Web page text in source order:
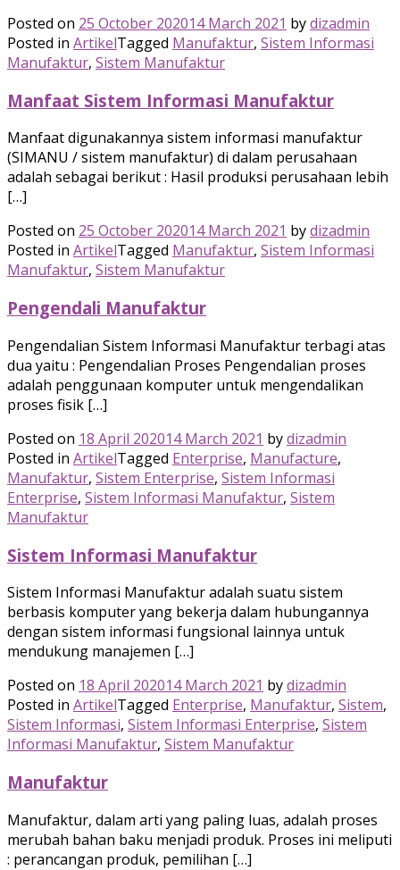
Posted on 25 October 202014 March 2021 bydizadmin
Posted in ArtikelTagged Manufaktur, Sistem Informasi
Manufaktur, Sistem Manufaktur
Manfaat Sistem Informasi Manufaktur
Manfaat digunakannya sistem informasi manufaktur
(SIMANU / sistem manufaktur) di dalam perusahaan
adalah sebagai berikut : Hasil produksi perusahaan lebih
[…]
Posted on 25 October 202014 March 2021 bydizadmin
Posted in ArtikelTagged Manufaktur, Sistem Informasi
Manufaktur, Sistem Manufaktur
Pengendali Manufaktur
Pengendalian Sistem Informasi Manufaktur terbagi atas
dua yaitu : Pengendalian Proses Pengendalian proses
adalah penggunaan komputer untuk mengendalikan
proses fisik […]
Posted on 18 April 202014 March 2021 bydizadmin
Posted in ArtikelTagged Enterprise, Manufacture,
Manufaktur, Sistem Enterprise, Sistem Informasi
Enterprise, Sistem Informasi Manufaktur, Sistem
Manufaktur
Sistem Informasi Manufaktur
Sistem Informasi Manufaktur adalah suatu sistem
berbasis komputer yang bekerja dalam hubungannya
dengan sistem informasi fungsional lainnya untuk
mendukung manajemen […]
Posted on 18 April 202014 March 2021 bydizadmin
Posted in ArtikelTagged Enterprise, Manufaktur, Sistem,
Sistem Informasi, Sistem Informasi Enterprise, Sistem
Informasi Manufaktur, Sistem Manufaktur
Manufaktur
Manufaktur, dalam arti yang paling luas, adalah proses
merubah bahan baku menjadi produk. Proses ini meliputi
: perancangan produk, pemilihan […]